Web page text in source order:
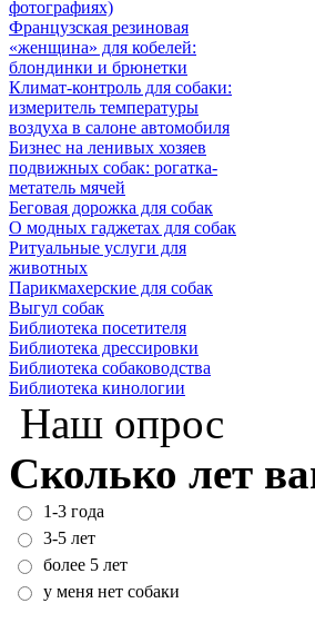
фотографиях)
Французская резиновая
«женщина» для кобелей:
блондинки и брюнетки
Климат-контроль для собаки:
измеритель температуры
воздуха в салоне автомобиля
Бизнес на ленивых хозяев
подвижных собак: рогатка-
метатель мячей
Беговая дорожка для собак
О модных гаджетах для собак
Ритуальные услуги для
животных
Парикмахерские для собак
Выгул собак
Библиотека посетителя
Библиотека дрессировки
Библиотека собаководства
Библиотека кинологии
Наш опрос
Сколько лет
1-3 года
3-5 лет
более 5 лет
у меня нет собаки